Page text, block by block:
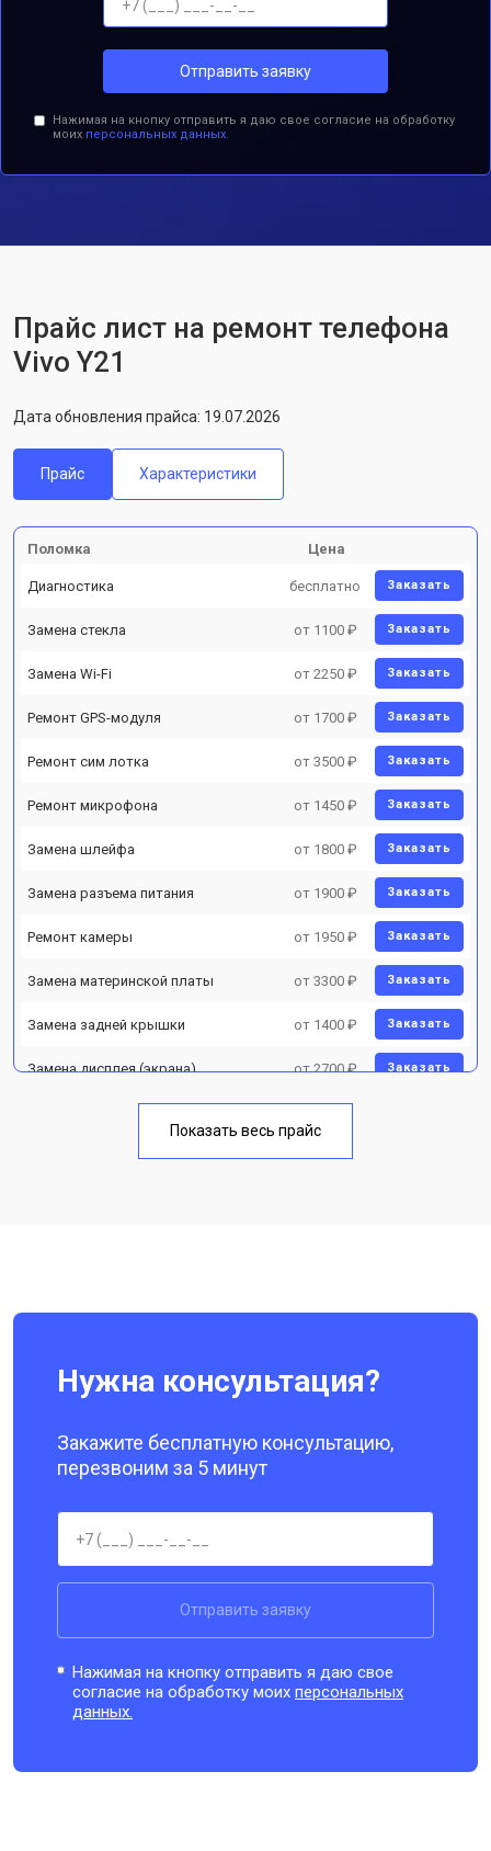
Отправить заявку
Нажимая на кнопку отправить я даю свое согласие на обработку
моих персональных данных.
Прайс лист на ремонт телефона
Vivo Y21
Дата обновления прайса: 19.07.2026
Прайс Характеристики
Поломка Цена
Диагностика бесплатно Заказать
Замена стекла от 1100 ₽ Заказать
Замена Wi-Fi от 2250 ₽ Заказать
Ремонт GPS-модуля от 1700 ₽ Заказать
Ремонт сим лотка от 3500 ₽ Заказать
Ремонт микрофона от 1450 ₽ Заказать
Замена шлейфа от 1800 ₽ Заказать
Замена разъема питания от 1900 ₽ Заказать
Ремонт камеры от 1950 ₽ Заказать
Замена материнской платы от 3300 ₽ Заказать
Замена задней крышки от 1400 ₽ Заказать
Замена дисплея (экрана) от 2700 ₽ Заказать
Замена кнопки включения от 1750 ₽
Показать весь прайс
Нужна консультация?
Закажите бесплатную консультацию,
перезвоним за 5 минут
Отправить заявку
Нажимая на кнопку отправить я даю свое
согласие на обработку моихперсональных
данных.